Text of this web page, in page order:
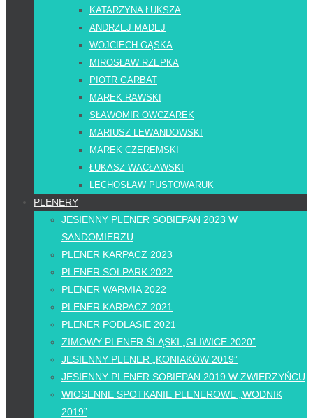
KATARZYNA ŁUKSZA
ANDRZEJ MADEJ
WOJCIECH GĄSKA
MIROSŁAW RZEPKA
PIOTR GARBAT
MAREK RAWSKI
SŁAWOMIR OWCZAREK
MARIUSZ LEWANDOWSKI
MAREK CZEREMSKI
ŁUKASZ WACŁAWSKI
LECHOSŁAW PUSTOWARUK
PLENERY
JESIENNY PLENER SOBIEPAN 2023 W
SANDOMIERZU
PLENER KARPACZ 2023
PLENER SOLPARK 2022
PLENER WARMIA 2022
PLENER KARPACZ 2021
PLENER PODLASIE 2021
ZIMOWY PLENER ŚLĄSKI „GLIWICE 2020”
JESIENNY PLENER „KONIAKÓW 2019”
JESIENNY PLENER SOBIEPAN 2019 W ZWIERZYŃCU
WIOSENNE SPOTKANIE PLENEROWE „WODNIK
2019”